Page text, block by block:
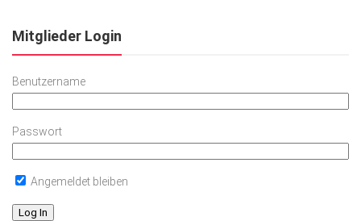
Mitglieder Login
Benutzername
Passwort
Angemeldet bleiben